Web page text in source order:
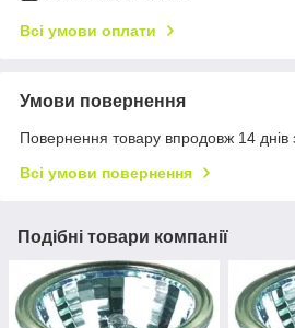
Всі умови оплати
Умови повернення
Повернення товару впродовж 14 днів
Всі умови повернення
Подібні товари компанії